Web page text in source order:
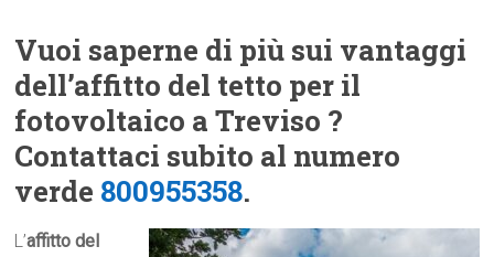
Vuoi saperne di più sui vantaggi
dell’affitto del tetto per il
fotovoltaico a Treviso ?
Contattaci subito al numero
verde 800955358.
L’affitto del